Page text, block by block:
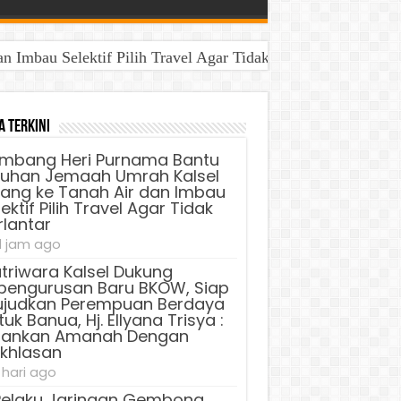
Imbau Selektif Pilih Travel Agar Tidak Terlantar
Untuk Banua, Hj. Ellyana Trisya : Jalankan Amanah
Terkini
Heri Purnama Bantu
Jemaah Umrah Kalsel
ke Tanah Air dan Imbau
Pilih Travel Agar Tidak
jam ago
Kalsel Dukung
Baru BKOW, Siap
Perempuan Berdaya
Banua, Hj. Ellyana Trisya :
Amanah Dengan
hari ago